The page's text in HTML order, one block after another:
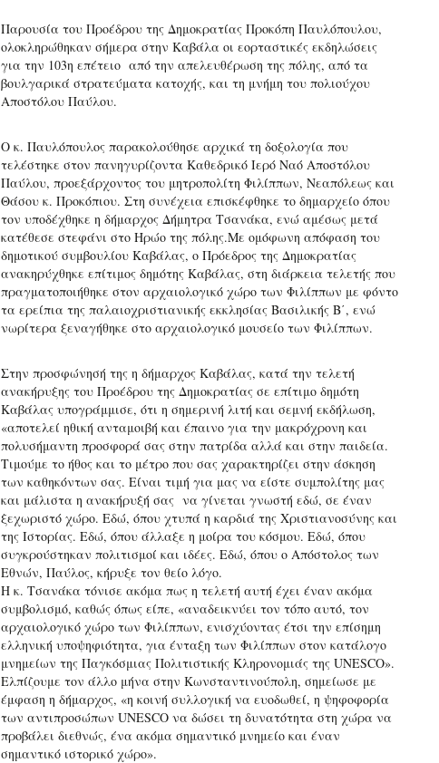
Παρουσία του Προέδρου της Δημοκρατίας Προκόπη Παυλόπουλου,
ολοκληρώθηκαν σήμερα στην Καβάλα οι εορταστικές εκδηλώσεις
για την 103η επέτειο από την απελευθέρωση της πόλης, από τα
βουλγαρικά στρατεύματα κατοχής, και τη μνήμη του πολιούχου
Αποστόλου Παύλου.
Ο κ. Παυλόπουλος παρακολούθησε αρχικά τη δοξολογία που
τελέστηκε στον πανηγυρίζοντα Καθεδρικό Ιερό Ναό Αποστόλου
Παύλου, προεξάρχοντος του μητροπολίτη Φιλίππων, Νεαπόλεως και
Θάσου κ. Προκόπιου. Στη συνέχεια επισκέφθηκε το δημαρχείο όπου
τον υποδέχθηκε η δήμαρχος Δήμητρα Τσανάκα, ενώ αμέσως μετά
κατέθεσε στεφάνι στο Ηρώο της πόλης.Με ομόφωνη απόφαση του
δημοτικού συμβουλίου Καβάλας, ο Πρόεδρος της Δημοκρατίας
ανακηρύχθηκε επίτιμος δημότης Καβάλας, στη διάρκεια τελετής που
πραγματοποιήθηκε στον αρχαιολογικό χώρο των Φιλίππων με φόντο
τα ερείπια της παλαιοχριστιανικής εκκλησίας Βασιλικής Β΄, ενώ
νωρίτερα ξεναγήθηκε στο αρχαιολογικό μουσείο των Φιλίππων.
Στην προσφώνησή της η δήμαρχος Καβάλας, κατά την τελετή
ανακήρυξης του Προέδρου της Δημοκρατίας σε επίτιμο δημότη
Καβάλας υπογράμμισε, ότι η σημερινή λιτή και σεμνή εκδήλωση,
«αποτελεί ηθική ανταμοιβή και έπαινο για την μακρόχρονη και
πολυσήμαντη προσφορά σας στην πατρίδα αλλά και στην παιδεία.
Τιμούμε το ήθος και το μέτρο που σας χαρακτηρίζει στην άσκηση
των καθηκόντων σας. Είναι τιμή για μας να είστε συμπολίτης μας
και μάλιστα η ανακήρυξή σας να γίνεται γνωστή εδώ, σε έναν
ξεχωριστό χώρο. Εδώ, όπου χτυπά η καρδιά της Χριστιανοσύνης και
της Ιστορίας. Εδώ, όπου άλλαξε η μοίρα του κόσμου. Εδώ, όπου
συγκρούστηκαν πολιτισμοί και ιδέες. Εδώ, όπου ο Απόστολος των
Εθνών, Παύλος, κήρυξε τον θείο λόγο.
Η κ. Τσανάκα τόνισε ακόμα πως η τελετή αυτή έχει έναν ακόμα
συμβολισμό, καθώς όπως είπε, «αναδεικνύει τον τόπο αυτό, τον
αρχαιολογικό χώρο των Φιλίππων, ενισχύοντας έτσι την επίσημη
ελληνική υποψηφιότητα, για ένταξη των Φιλίππων στον κατάλογο
μνημείων της Παγκόσμιας Πολιτιστικής Κληρονομιάς της UNESCO».
Ελπίζουμε τον άλλο μήνα στην Κωνσταντινούπολη, σημείωσε με
έμφαση η δήμαρχος, «η κοινή συλλογική να ευοδωθεί, η ψηφοφορία
των αντιπροσώπων UNESCO να δώσει τη δυνατότητα στη χώρα να
προβάλει διεθνώς, ένα ακόμα σημαντικό μνημείο και έναν
σημαντικό ιστορικό χώρο».